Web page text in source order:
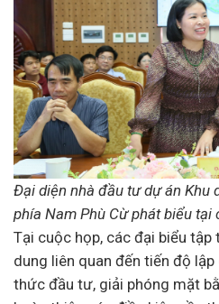
Đại diện nhà đầu tưdự án Khu
phía Nam Phù Cừ phát biểu
Tại cuộc họp, các đại biểu tập
dung liên quan đến tiến độ
thức đầu tư, giải phóng mặt